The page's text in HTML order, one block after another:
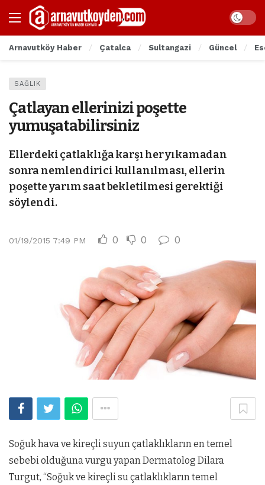
Arnavutköy Haber Çatalca Sultangazi Güncel
SAĞLIK
Çatlayan ellerinizi poşette
yumuşatabilirsiniz
Ellerdeki çatlaklığa karşı her yıkamadan
sonra nemlendirici kullanılması, ellerin
poşette yarım saat bekletilmesi gerektiği
söylendi.
01/19/2015 7:49 PM 0 0 0
Soğuk hava ve kireçli suyun çatlaklıkların en temel
sebebi olduğuna vurgu yapan Dermatolog Dilara
Turgut, “Soğuk ve kireçli su çatlaklıkların temel